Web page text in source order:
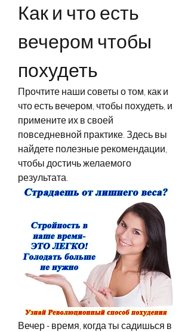
Как и что есть
вечером чтобы
похудеть
Прочтите наши советы о том, как и
что есть вечером, чтобы похудеть, и
примените их в своей
повседневной практике. Здесь вы
найдете полезные рекомендации,
чтобы достичь желаемого
результата.
Вечер - время, когда ты садишься в